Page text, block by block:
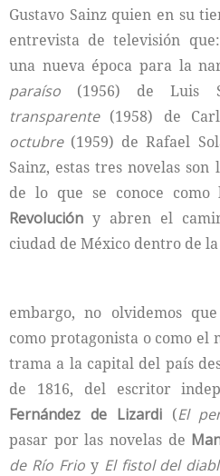
Gustavo Sainz quien en su
entrevista de televisión
una nueva época para la
paraíso (1956) de Luis
transparente (1958) de
octubre (1959) de Rafael
Sainz, estas tres novelas
de lo que se conoce
Revolución y abren el
ciudad de México dentro de
embargo, no olvidemos
como protagonista o como el
trama a la capital del país
de 1816, del escritor
Fernández de Lizardi(El
pasar por las novelas de
de Río Frioy El fistol del